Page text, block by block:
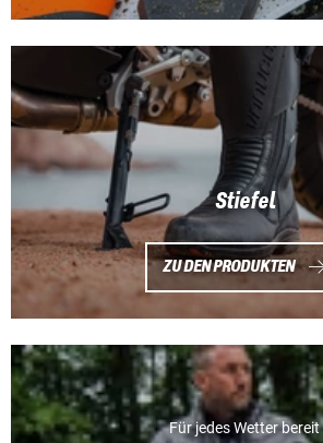
Stiefel
ZU DEN PRODUKTEN
Für jedes Wetter bereit